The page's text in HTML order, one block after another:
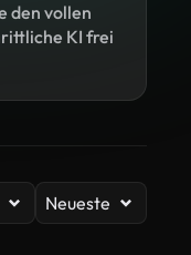
den vollen
KI frei
Neueste